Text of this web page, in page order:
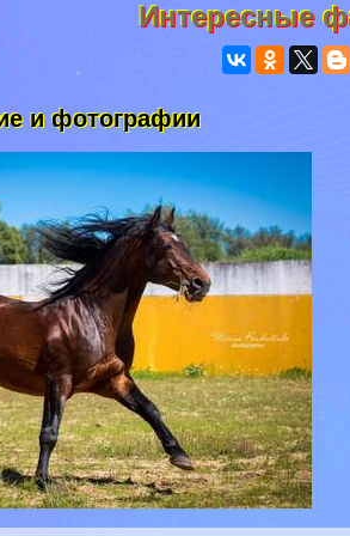
Интересные
и фотографии